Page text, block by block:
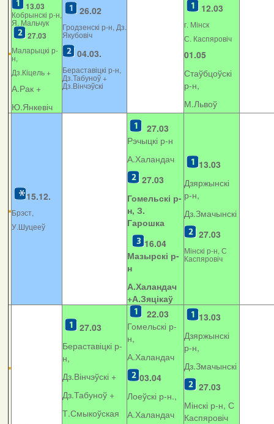
13.03
Кобрынскі р-н,
Я. Мальчук
27.03
Маларыцкі р-
н,
Дз.Кіцель +
А.Рак +
Ю.Янкевіч
26.02
Гродзенскі р-н, Дз.
Якубовіч
04.03.
Бераставіцкі р-н,
Дз.Табуноў +
Дз.Вінчэўскі
12.03
г. Мінск
С. Каспяровіч
01.05
Стаўбцоўскі
р-н,
М.Львоў
15.12.
Брэст,
У.Шуцееў
27.03
Рэчыцкі р-н
А.Халандач
27.03
Гомельскі р-
н, З.
Гарошка
16.04
Мазырскі р-
н
А.Халандач
+А.Зяцікаў
13.03
Дзяржынскі
р-н,
Дз.Змачынскі
27.03
Мінскі р-н, С
Каспяровіч
27.03
Бераставіцкі р-
н,
Дз.Вінчэўскі +
Дз.Табуноў +
Т.Смыкоўская
22.03
Гомельскі р-
н,
А.Халандач
03.04
Лоеўскі р-н.,
А.Халандач
13.03
Дзяржынскі
р-н,
Дз.Змачынскі
27.03
Мінскі р-н, С
Каспяровіч